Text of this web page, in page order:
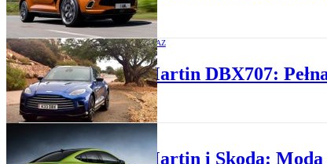
TEN PIERWSZY RAZ
Aston Martin DBX707:
PREMIERY
Aston Martin i Skoda: Moda